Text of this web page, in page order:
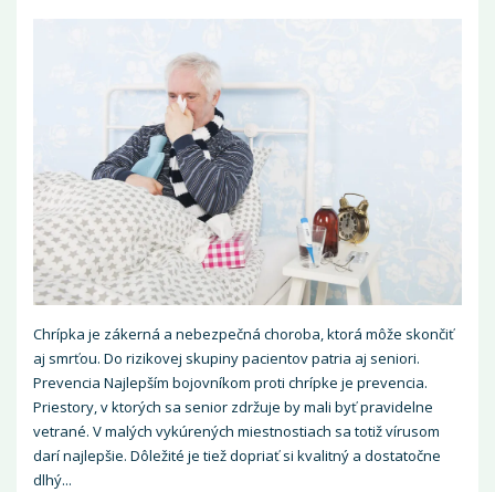
Chrípka je zákerná a nebezpečná choroba, ktorá môže skončiť
aj smrťou. Do rizikovej skupiny pacientov patria aj seniori.
Prevencia Najlepším bojovníkom proti chrípke je prevencia.
Priestory, v ktorých sa senior zdržuje by mali byť pravidelne
vetrané. V malých vykúrených miestnostiach sa totiž vírusom
darí najlepšie. Dôležité je tiež dopriať si kvalitný a dostatočne
dlhý...